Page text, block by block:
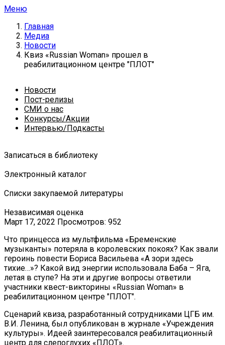
Меню
Главная
Медиа
Новости
Квиз «Russian Woman» прошел в
реабилитационном центре "ПЛОТ"
Новости
Пост-релизы
СМИ о нас
Конкурсы/Акции
Интервью/Подкасты
Записаться в библиотеку
Электронный каталог
Списки закупаемой литературы
Независимая оценка
Март 17, 2022 Просмотров: 952
Что принцесса из мультфильма «Бременские
музыканты» потеряла в королевских покоях? Как звали
героинь повести Бориса Васильева «А зори здесь
тихие…»? Какой вид энергии использовала Баба – Яга,
летая в ступе? На эти и другие вопросы ответили
участники квест-викторины «Russian Woman» в
реабилитационном центре "ПЛОТ".
Сценарий квиза, разработанный сотрудниками ЦГБ им.
В.И. Ленина, был опубликован в журнале «Учреждения
культуры». Идеей заинтересовался реабилитационный
центр для слепоглухих «ПЛОТ».